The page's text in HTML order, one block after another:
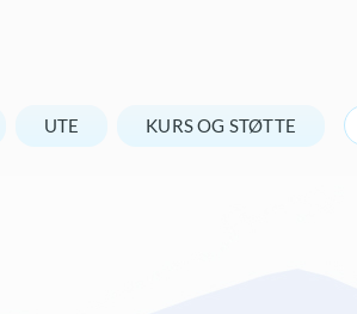
UTE KURS OG STØTTE